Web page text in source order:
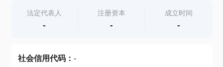
查产地
法定代表人
-
注册资本
-
成立时间
-
社会信用代码： -